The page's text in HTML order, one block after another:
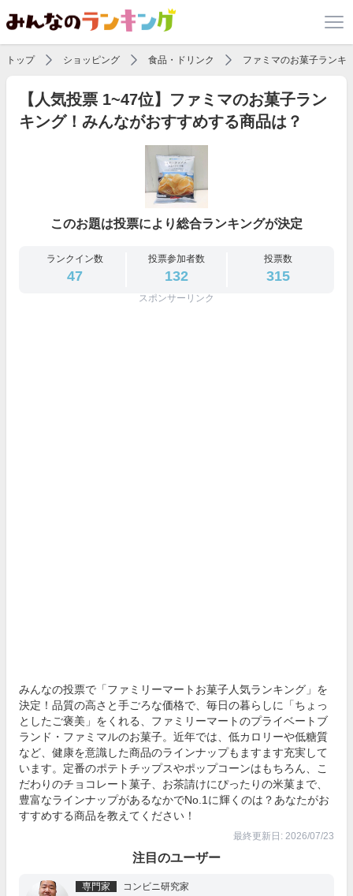
トップ ショッピング 食品・ドリンク ファミマのお菓子ランキ
【人気投票 1~47位】ファミマのお菓子ラン
キング！みんながおすすめする商品は？
このお題は投票により総合ランキングが決定
ランクイン数
47
投票参加者数
132
投票数
315
スポンサーリンク
みんなの投票で「ファミリーマートお菓子人気ランキング」を
決定！品質の高さと手ごろな価格で、毎日の暮らしに「ちょっ
としたご褒美」をくれる、ファミリーマートのプライベートブ
ランド・ファミマルのお菓子。近年では、低カロリーや低糖質
など、健康を意識した商品のラインナップもますます充実して
います。定番のポテトチップスやポップコーンはもちろん、こ
だわりのチョコレート菓子、お茶請けにぴったりの米菓まで、
豊富なラインナップがあるなかでNo.1に輝くのは？あなたがお
すすめする商品を教えてください！
最終更新日: 2026/07/23
注目のユーザー
専門家 コンビニ研究家